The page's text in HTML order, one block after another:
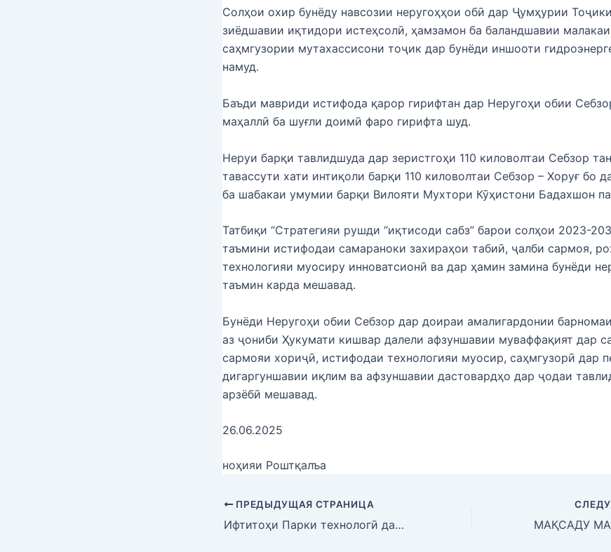
Солҳои охир бунёду навсозии неругоҳҳои обӣ дар Ҷумҳурии
зиёдшавии иқтидори истеҳсолӣ, ҳамзамон ба баландшавии
саҳмгузории мутахассисони тоҷик дар бунёди иншооти
намуд.
Баъди мавриди истифода қарор гирифтан дар Неругоҳи обии
маҳаллӣ ба шуғли доимӣ фаро гирифта шуд.
Неруи барқи тавлидшуда дар зеристгоҳи 110 киловолтаи Себзор
тавассути хати интиқоли барқи 110 киловолтаи Себзор – Хоруғ бо
ба шабакаи умумии барқи Вилояти Мухтори Кӯҳистони Бадахшон
Татбиқи “Стратегияи рушди “иқтисоди сабз” барои солҳои 2023-
таъмини истифодаи самараноки захираҳои табиӣ, ҷалби сармоя,
технологияи муосиру инноватсионӣ ва дар ҳамин замина бунёди
таъмин карда мешавад.
Бунёди Неругоҳи обии Себзор дар доираи амалигардонии
аз ҷониби Ҳукумати кишвар далели афзуншавии муваффақият дар
сармояи хориҷӣ, истифодаи технологияи муосир, саҳмгузорӣ дар
дигаргуншавии иқлим ва афзуншавии дастовардҳо дар ҷодаи
арзёбӣ мешавад.
26.06.2025
ноҳияи Роштқалъа
ПРЕДЫДУЩАЯ СТРАНИЦА
Ифтитоҳи Парки технологӣ дар ноҳияи Роштқалъа